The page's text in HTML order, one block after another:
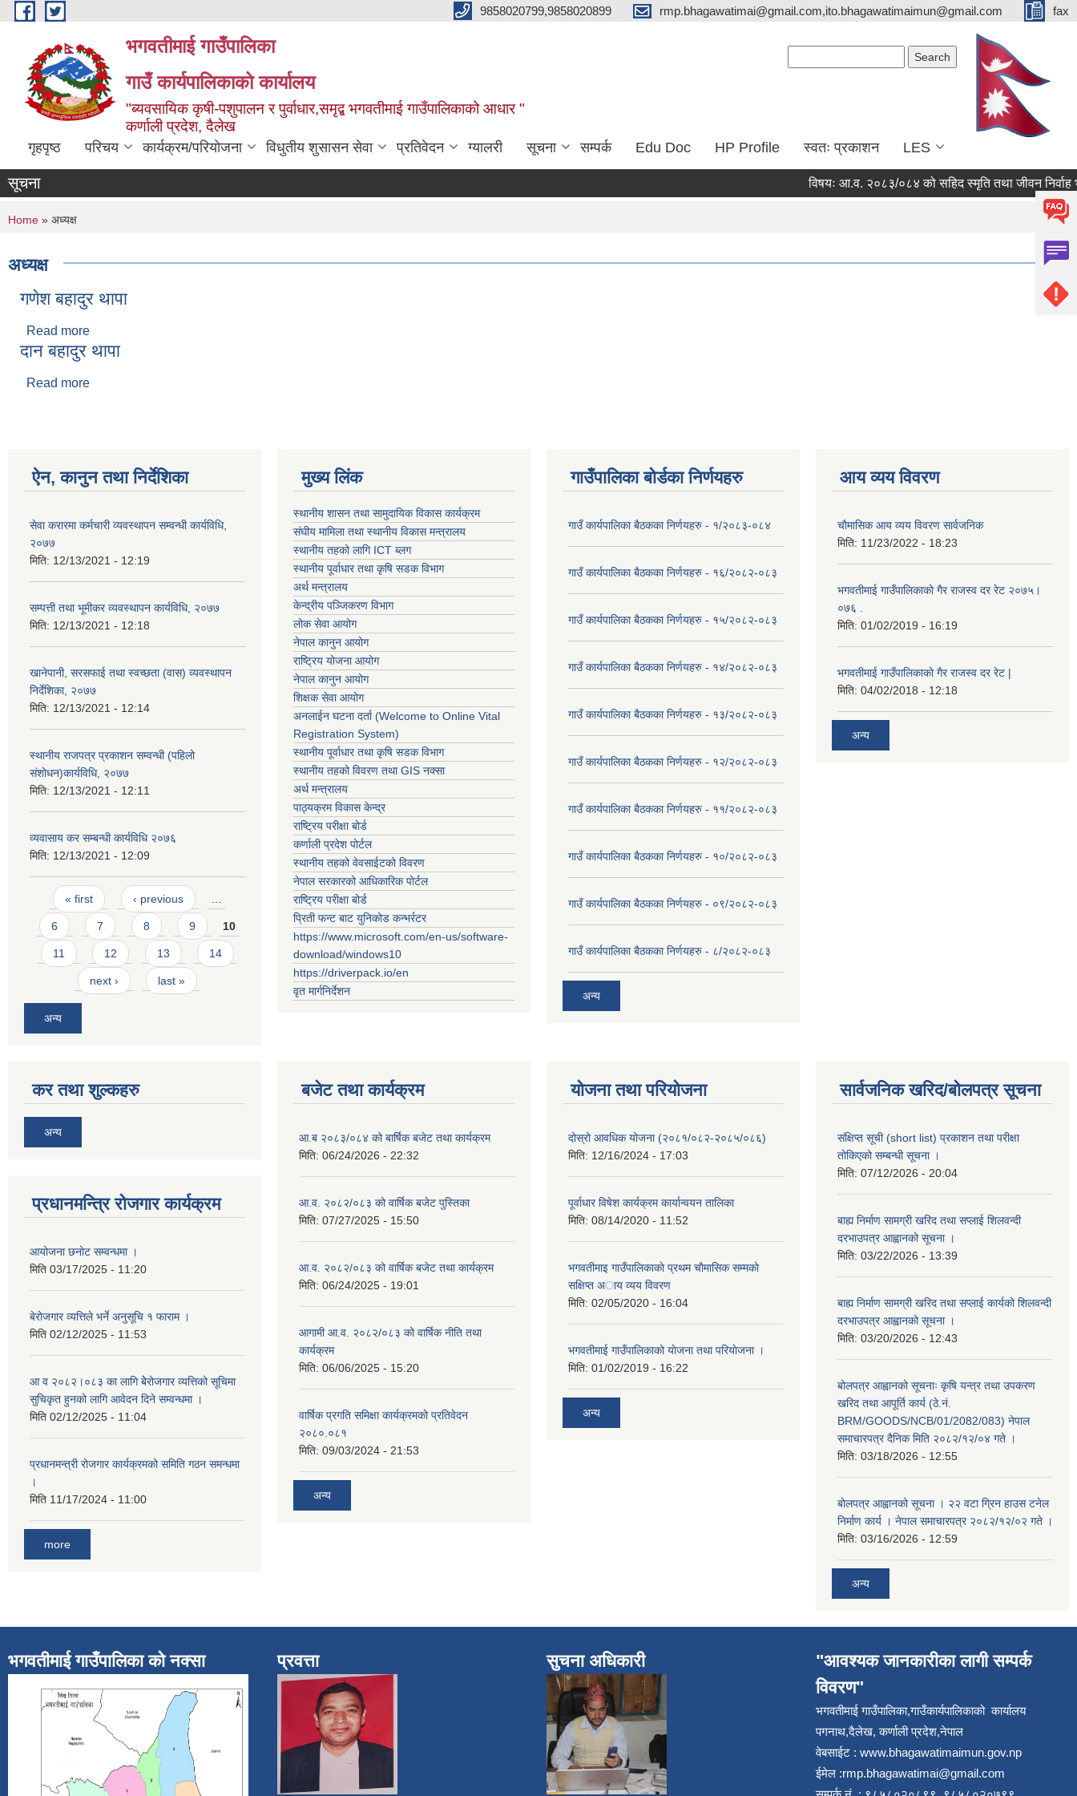
Skip to main content 9858020799,9858020899 rmp.bhagawatimai@gmail.com,ito.bhagawatimaimun@gmail.com fax
भगवतीमाई गाउँपालिका
गाउँ कार्यपालिकाको कार्यालय
"ब्यवसायिक कृषी-पशुपालन र पुर्वाधार,समृद्ब भगवतीमाई गाउँपालिकाको आधार "
कर्णाली प्रदेश, दैलेख
गृहपृष्ठ परिचय कार्यक्रम/परियोजना विधुतीय शुसासन सेवा प्रतिवेदन ग्यालरी सूचना सम्पर्क Edu Doc HP Profile स्वतः प्रकाशन LES
सूचना विषयः आ.व. २०८३/०८४ को सहिद स्मृति तथा जीवन निर्वाह
You are here
Home » अध्यक्ष
अध्यक्ष
गणेश बहादुर थापा
Read more
दान बहादुर थापा
Read more
ऐन, कानुन तथा निर्देशिका
सेवा करारमा कर्मचारी व्यवस्थापन सम्वन्धी कार्यविधि,
२०७७
मिति: 12/13/2021 - 12:19
सम्पत्ती तथा भूमीकर व्यवस्थापन कार्यविधि, २०७७
मिति: 12/13/2021 - 12:18
खानेपानी, सरसफाई तथा स्वच्छता (वास) व्यवस्थापन
निर्देशिका, २०७७
मिति: 12/13/2021 - 12:14
स्थानीय राजपत्र प्रकाशन सम्वन्धी (पहिलो
संशोधन)कार्यविधि, २०७७
मिति: 12/13/2021 - 12:11
व्यवासाय कर सम्बन्धी कार्यविधि २०७६
मिति: 12/13/2021 - 12:09
Pages
« first ‹ previous …
6 7 8 9 10
11 12 13 14
next › last »
अन्य
मुख्य लिंक
स्थानीय शासन तथा सामुदायिक विकास कार्यक्रम
संघीय मामिला तथा स्थानीय विकास मन्त्रालय
स्थानीय तहको लागि ICT ब्लग
स्थानीय पूर्वाधार तथा कृषि सडक विभाग
अर्थ मन्त्रालय
केन्द्रीय पञ्जिकरण विभाग
लोक सेवा आयोग
नेपाल कानुन आयोग
राष्ट्रिय योजना आयोग
नेपाल कानुन आयोग
शिक्षक सेवा आयोग
अनलाईन घटना दर्ता (Welcome to Online Vital
Registration System)
स्थानीय पूर्वाधार तथा कृषि सडक विभाग
स्थानीय तहको विवरण तथा GIS नक्सा
अर्थ मन्त्रालय
पाठ्यक्रम विकास केन्द्र
राष्ट्रिय परीक्षा बोर्ड
कर्णाली प्रदेश पोर्टल
स्थानीय तहको वेवसाईटको विवरण
नेपाल सरकारको आधिकारिक पोर्टल
राष्ट्रिय परीक्षा बोर्ड
प्रिती फन्ट बाट युनिकोड कन्भर्रटर
https://www.microsoft.com/en-us/software-
download/windows10
https://driverpack.io/en
वृत मार्गनिर्देशन
गाउँपालिका बोर्डका निर्णयहरु
गाउँ कार्यपालिका बैठकका निर्णयहरु - १/२०८३-०८४
गाउँ कार्यपालिका बैठकका निर्णयहरु - १६/२०८२-०८३
गाउँ कार्यपालिका बैठकका निर्णयहरु - १५/२०८२-०८३
गाउँ कार्यपालिका बैठकका निर्णयहरु - १४/२०८२-०८३
गाउँ कार्यपालिका बैठकका निर्णयहरु - १३/२०८२-०८३
गाउँ कार्यपालिका बैठकका निर्णयहरु - १२/२०८२-०८३
गाउँ कार्यपालिका बैठकका निर्णयहरु - ११/२०८२-०८३
गाउँ कार्यपालिका बैठकका निर्णयहरु - १०/२०८२-०८३
गाउँ कार्यपालिका बैठकका निर्णयहरु - ०९/२०८२-०८३
गाउँ कार्यपालिका बैठकका निर्णयहरु - ८/२०८२-०८३
अन्य
आय व्यय विवरण
चाैमासिक आय व्यय विवरण सार्वजनिक
मिति: 11/23/2022 - 18:23
भगवतीमाई गाउँपालिकाको गैर राजस्व दर रेट २०७५।
०७६ .
मिति: 01/02/2019 - 16:19
भगवतीमाई गाउँपालिकाको गैर राजस्व दर रेट |
मिति: 04/02/2018 - 12:18
अन्य
कर तथा शुल्कहरु
अन्य
प्रधानमन्त्रि रोजगार कार्यक्रम
आयोजना छनोट सम्वन्धमा ।
मिति 03/17/2025 - 11:20
बेरोजगार व्यत्तिले भर्ने अनुसूचि १ फाराम ।
मिति 02/12/2025 - 11:53
आ व २०८२।०८३ का लागि बेेरोजगार व्यत्तिको सूचिमा
सुचिकृत हुनको लागि आवेदन दिने सम्वन्धमा ।
मिति 02/12/2025 - 11:04
प्रधानमन्त्री रोजगार कार्यक्रमको समिति गठन समन्धमा
।
मिति 11/17/2024 - 11:00
more
बजेट तथा कार्यक्रम
आ.ब २०८३/०८४ को बार्षिक बजेट तथा कार्यक्रम
मिति: 06/24/2026 - 22:32
आ.व. २०८२/०८३ को वार्षिक बजेट पुस्तिका
मिति: 07/27/2025 - 15:50
आ.व. २०८२/०८३ को वार्षिक बजेट तथा कार्यक्रम
मिति: 06/24/2025 - 19:01
आगामी आ.व. २०८२/०८३ को वार्षिक नीति तथा
कार्यक्रम
मिति: 06/06/2025 - 15:20
वार्षिक प्रगति समिक्षा कार्यक्रमको प्रतिवेदन
२०८०.०८१
मिति: 09/03/2024 - 21:53
अन्य
योजना तथा परियोजना
दोस्रो आवधिक योजना (२०८१/०८२-२०८५/०८६)
मिति: 12/16/2024 - 17:03
पूर्वाधार विषेश कार्यक्रम कार्यान्वयन तालिका
मिति: 08/14/2020 - 11:52
भगवतीमाइ गाउँपालिकाकाे प्रथम चाैमासिक सम्मकाे
सक्षिप्त अाय व्यय विवरण
मिति: 02/05/2020 - 16:04
भगवतीमाई गाउँपालिकाको याेजना तथा परियाेजना ।
मिति: 01/02/2019 - 16:22
अन्य
सार्वजनिक खरिद/बोलपत्र सूचना
संक्षिप्त सूची (short list) प्रकाशन तथा परीक्षा
तोकिएको सम्बन्धी सूचना ।
मिति: 07/12/2026 - 20:04
बाह्य निर्माण सामग्री खरिद तथा सप्लाई शिलवन्दी
दरभाउपत्र आह्वानको सूचना ।
मिति: 03/22/2026 - 13:39
बाह्य निर्माण सामग्री खरिद तथा सप्लाई कार्यको शिलवन्दी
दरभाउपत्र आह्वानको सूचना ।
मिति: 03/20/2026 - 12:43
बोलपत्र आह्वानको सूचनाः कृषि यन्त्र तथा उपकरण
खरिद तथा आपूर्ति कार्य (ठे.नं.
BRM/GOODS/NCB/01/2082/083) नेपाल
समाचारपत्र दैनिक मिति २०८२/१२/०४ गते ।
मिति: 03/18/2026 - 12:55
बोलपत्र आह्वानको सूचना । २२ वटा ग्रिन हाउस टनेल
निर्माण कार्य । नेपाल समाचारपत्र २०८२/१२/०२ गते ।
मिति: 03/16/2026 - 12:59
अन्य
भगवतीमाई गाउँपालिका को नक्सा प्रवत्ता सुचना अधिकारी
"आवश्यक जानकारीका लागी सम्पर्क
विवरण"
भगवतीमाई गाउँपालिका,गाउँकार्यपालिकाको कार्यालय
पगनाथ,दैलेख, कर्णाली प्रदेश,नेपाल
वेबसाईट : www.bhagawatimaimun.gov.np
ईमेल :rmp.bhagawatimai@gmail.com